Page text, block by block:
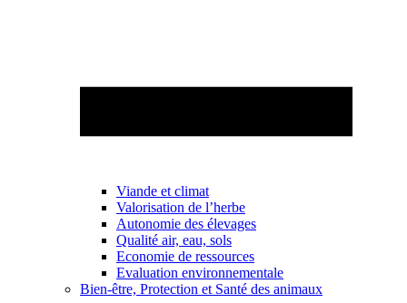
Viande et climat
Valorisation de l’herbe
Autonomie des élevages
Qualité air, eau, sols
Economie de ressources
Evaluation environnementale
Bien-être, Protection et Santé des animaux